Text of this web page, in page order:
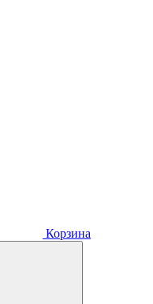
Корзина